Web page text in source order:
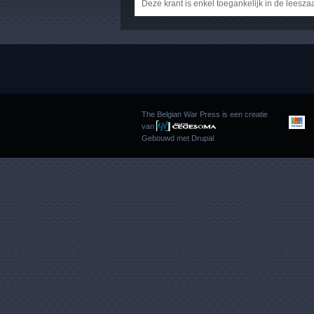
Deze krant is enkel toegankelijk in de
The Belgian War Press is een creatie
van
Gebouwd met Drupal